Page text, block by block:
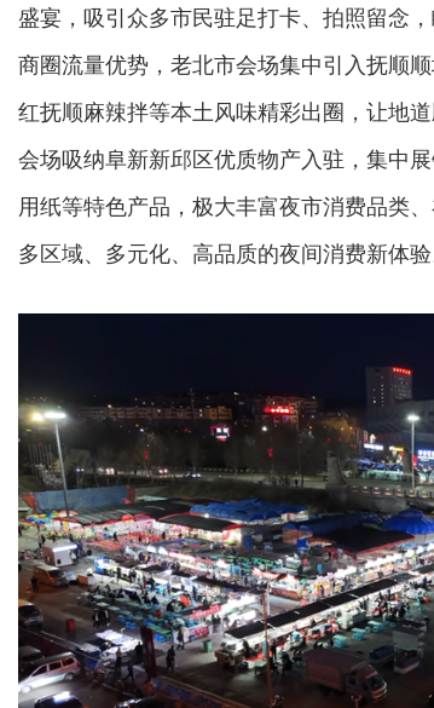
盛宴，吸引众多市民驻足打卡、拍照留念
商圈流量优势，老北市会场集中引入抚顺
红抚顺麻辣拌等本土风味精彩出圈，让地
会场吸纳阜新新邱区优质物产入驻，集中
用纸等特色产品，极大丰富夜市消费品类
多区域、多元化、高品质的夜间消费新体验